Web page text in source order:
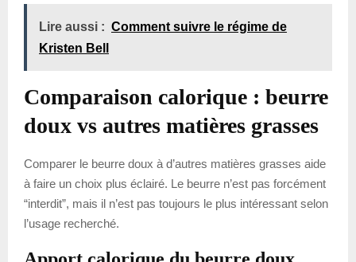
Lire aussi : Comment suivre le régime de
Kristen Bell
Comparaison calorique : beurre
doux vs autres matières grasses
Comparer le beurre doux à d’autres matières grasses aide
à faire un choix plus éclairé. Le beurre n’est pas forcément
“interdit”, mais il n’est pas toujours le plus intéressant selon
l’usage recherché.